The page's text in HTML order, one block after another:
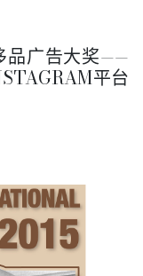
品广告大奖——
平台